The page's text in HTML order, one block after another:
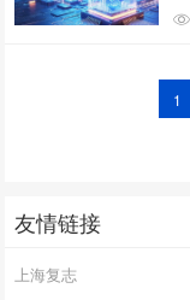
1
友情链接
上海复志